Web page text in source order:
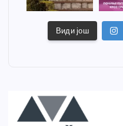
Види још